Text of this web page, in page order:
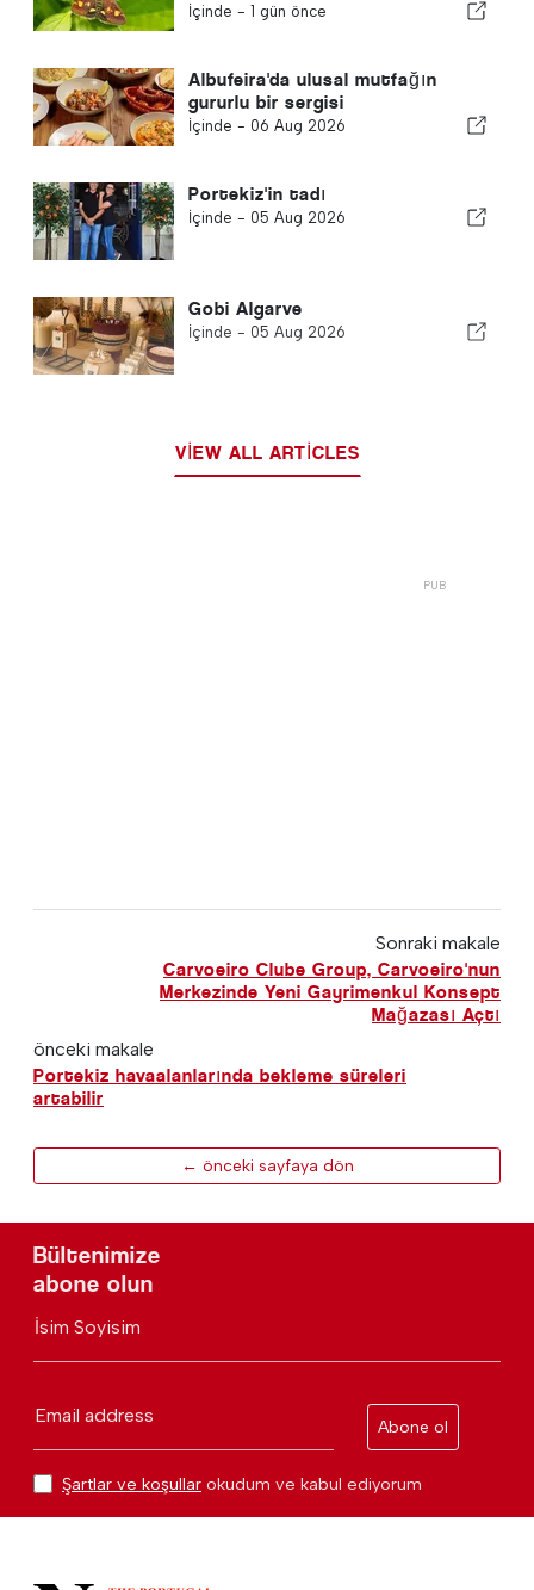
İçinde - 1 gün önce
Albufeira'da ulusal mutfağın
gururlu bir sergisi
İçinde - 06 Aug 2026
Portekiz'in tadı
İçinde - 05 Aug 2026
Gobi Algarve
İçinde - 05 Aug 2026
VIEW ALL ARTICLES
Sonraki makale
Carvoeiro Clube Group, Carvoeiro'nun
Merkezinde Yeni Gayrimenkul Konsept
Mağazası Açtı
önceki makale
Portekiz havaalanlarında bekleme süreleri
artabilir
← önceki sayfaya dön
Bültenimize
abone olun
İsim Soyisim
Email address
Abone ol
Şartlar ve koşullar okudum ve kabul ediyorum